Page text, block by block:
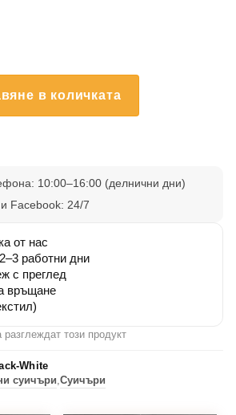
в количката
10:00–16:00 (делнични дни)
Facebook: 24/7
от нас
работни дни
с преглед
връщане
този продукт
White
суичъри,Суичъри